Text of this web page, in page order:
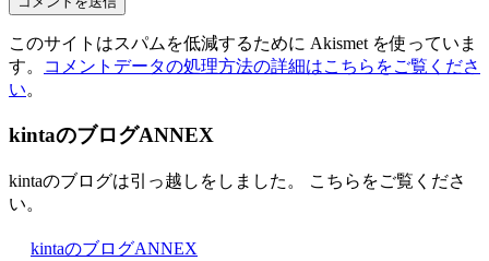
このサイトはスパムを低減するために Akismet を使っていま
す。
コメントデータの処理方法の詳細はこちらをご覧くださ
い。
kintaのブログANNEX
kintaのブログは引っ越しをしました。 こちらをご覧くださ
い。
kintaのブログANNEX